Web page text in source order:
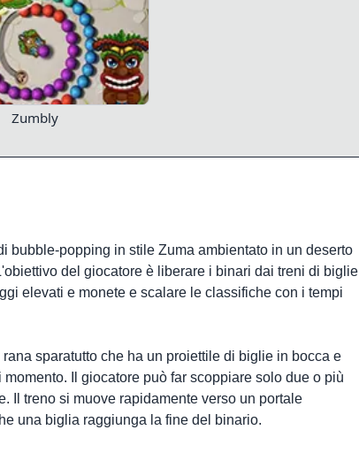
Zumbly
bubble-popping in stile Zuma ambientato in un deserto
del giocatore è liberare i binari dai treni di biglie
elevati e monete e scalare le classifiche con i tempi
sparatutto che ha un proiettile di biglie in bocca e
Il giocatore può far scoppiare solo due o più
Il treno si muove rapidamente verso un portale
una biglia raggiunga la fine del binario.